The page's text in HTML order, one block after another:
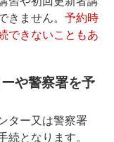
ません。 予約時
できないこともあ
や警察署を予
ター又は警察署
続となります。